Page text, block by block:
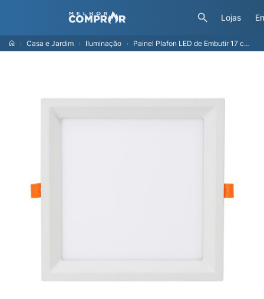
Lojas
Casa e Jardim Iluminação Painel Plafon LED de Embutir 17 cm Taschibra Lux Recuado Quadrado 18W, Luz Branca 6500K